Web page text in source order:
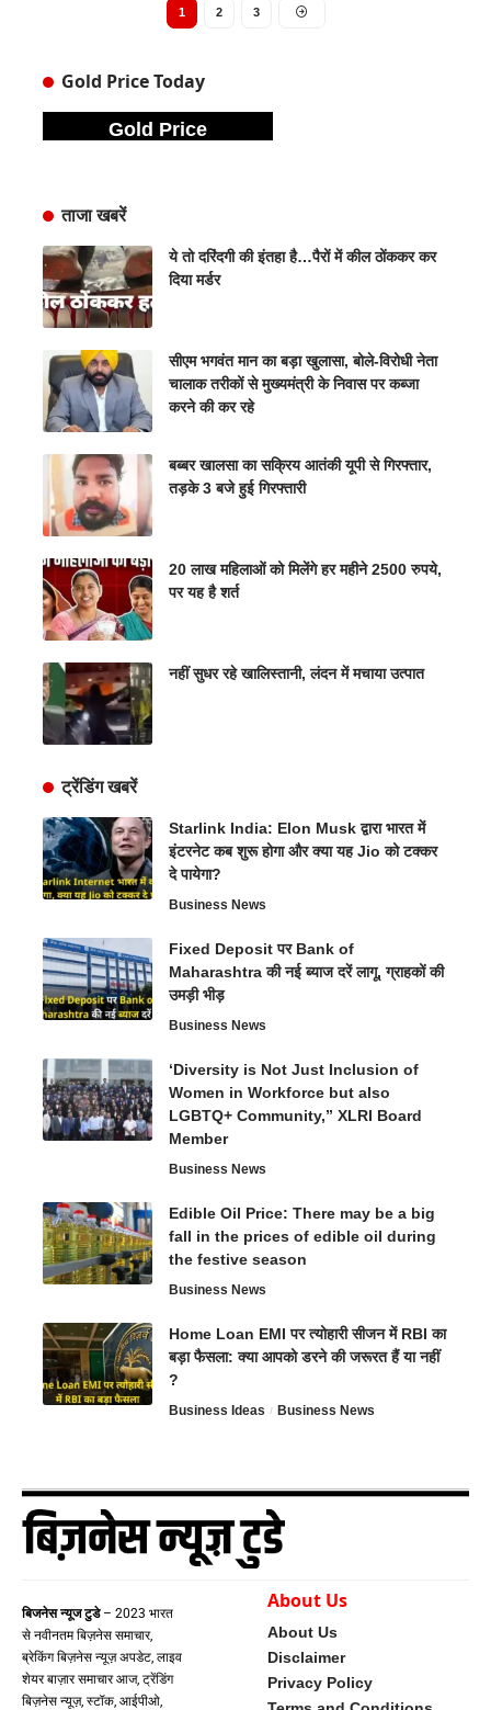
1 2 3
Gold Price Today
Gold Price
ताजा खबरें
ये तो दरिंदगी की इंतहा है…पैरों में कील ठोंककर कर
दिया मर्डर
सीएम भगवंत मान का बड़ा खुलासा, बोले-विरोधी नेता
चालाक तरीकों से मुख्यमंत्री के निवास पर कब्जा
करने की कर रहे
बब्बर खालसा का सक्रिय आतंकी यूपी से गिरफ्तार,
तड़के 3 बजे हुई गिरफ्तारी
20 लाख महिलाओं को मिलेंगे हर महीने 2500 रुपये,
पर यह है शर्त
नहीं सुधर रहे खालिस्तानी, लंदन में मचाया उत्पात
ट्रेंडिंग खबरें
Starlink India: Elon Musk द्वारा भारत में
इंटरनेट कब शुरू होगा और क्या यह Jio को टक्कर
दे पायेगा?
Business News
Fixed Deposit पर Bank of
Maharashtra की नई ब्याज दरें लागू, ग्राहकों की
उमड़ी भीड़
Business News
‘Diversity is Not Just Inclusion of
Women in Workforce but also
LGBTQ+ Community,” XLRI Board
Member
Business News
Edible Oil Price: There may be a big
fall in the prices of edible oil during
the festive season
Business News
Home Loan EMI पर त्योहारी सीजन में RBI का
बड़ा फैसला: क्या आपको डरने की जरूरत हैं या नहीं
?
Business Ideas Business News
बिजनेस न्यूज टुडे– 2023 भारत
से नवीनतम बिज़नेस समाचार,
ब्रेकिंग बिज़नेस न्यूज़ अपडेट, लाइव
शेयर बाज़ार समाचार आज, ट्रेंडिंग
बिज़नेस न्यूज़, स्टॉक, आईपीओ,
About Us
About Us
Disclaimer
Privacy Policy